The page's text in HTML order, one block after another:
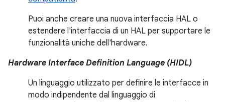
Puoi anche creare una nuova interfaccia HAL o
estendere l'interfaccia di un HAL per supportare le
funzionalità uniche dell'hardware.
Hardware Interface Definition Language (HIDL)
Un linguaggio utilizzato per definire le interfacce in
modo indipendente dal linguaggio di